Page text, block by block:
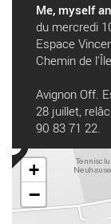
Me, myself
du mercredi
Espace
Chemin de
Avignon Off.
28 juillet,
90 83 71 22.
+
−